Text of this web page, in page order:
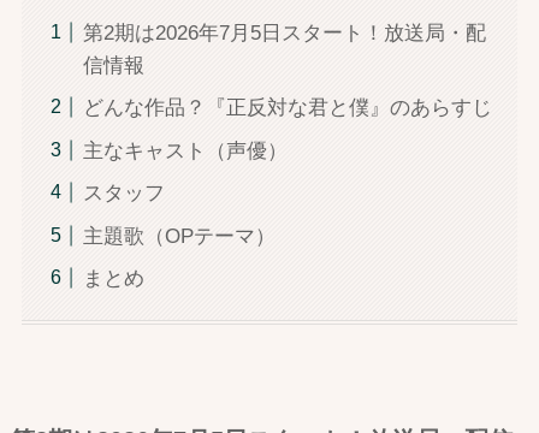
第2期は2026年7月5日スタート！放送局・配
信情報
どんな作品？『正反対な君と僕』のあらすじ
主なキャスト（声優）
スタッフ
主題歌（OPテーマ）
まとめ